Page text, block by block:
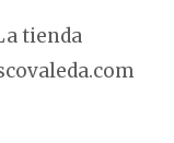
tienda